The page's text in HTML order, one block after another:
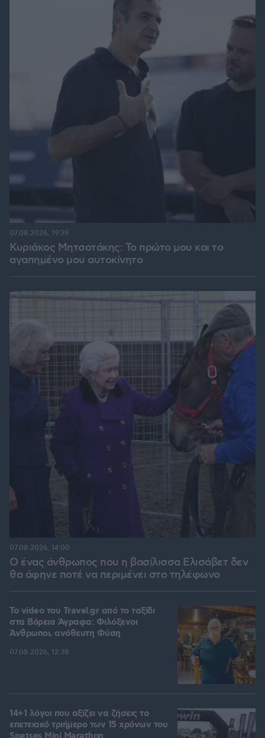
Κυριάκος Μητσοτάκης: Το πρώτο μου και το
αγαπημένο μου αυτοκίνητο
07.08.2026, 19:39
Ο ένας άνθρωπος που η βασίλισσα Ελισάβετ δεν
θα άφηνε ποτέ να περιμένει στο τηλέφωνο
07.08.2026, 14:00
To video του Travel.gr από το ταξίδι
στα Βόρεια Άγραφα: Φιλόξενοι
Άνθρωποι, ανόθευτη Φύση
07.08.2026, 12:38
14+1 λόγοι που αξίζει να ζήσεις το
επετειακό τριήμερο των 15 χρόνων του